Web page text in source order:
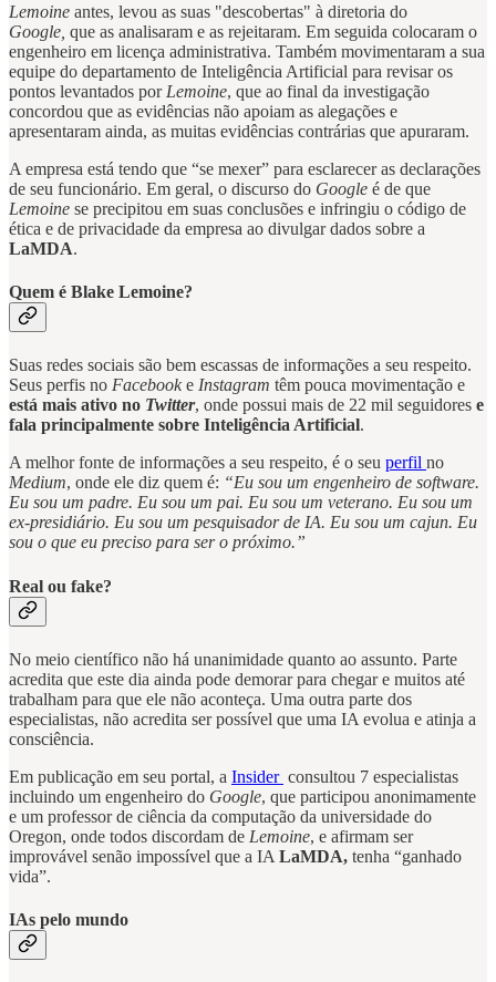
Lemoine antes, levou as suas "descobertas" à diretoria do
Google, que as analisaram e as rejeitaram. Em seguida colocaram o
engenheiro em licença administrativa. Também movimentaram a sua
equipe do departamento de Inteligência Artificial para revisar os
pontos levantados por Lemoine, que ao final da investigação
concordou que as evidências não apoiam as alegações e
apresentaram ainda, as muitas evidências contrárias que apuraram.
A empresa está tendo que “se mexer” para esclarecer as declarações
de seu funcionário. Em geral, o discurso do Google é de que
Lemoine se precipitou em suas conclusões e infringiu o código de
ética e de privacidade da empresa ao divulgar dados sobre a
LaMDA.
Quem é Blake Lemoine?
Suas redes sociais são bem escassas de informações a seu respeito.
Seus perfis no Facebook e Instagram têm pouca movimentação e
está mais ativo no Twitter, onde possui mais de 22 mil seguidores e
fala principalmente sobre Inteligência Artificial.
A melhor fonte de informações a seu respeito, é o seu perfil no
Medium, onde ele diz quem é: “Eu sou um engenheiro de software.
Eu sou um padre. Eu sou um pai. Eu sou um veterano. Eu sou um
ex-presidiário. Eu sou um pesquisador de IA. Eu sou um cajun. Eu
sou o que eu preciso para ser o próximo.”
Real ou fake?
No meio científico não há unanimidade quanto ao assunto. Parte
acredita que este dia ainda pode demorar para chegar e muitos até
trabalham para que ele não aconteça. Uma outra parte dos
especialistas, não acredita ser possível que uma IA evolua e atinja a
consciência.
Em publicação em seu portal, a Insider consultou 7 especialistas
incluindo um engenheiro do Google, que participou anonimamente
e um professor de ciência da computação da universidade do
Oregon, onde todos discordam de Lemoine, e afirmam ser
improvável senão impossível que a IA LaMDA, tenha “ganhado
vida”.
IAs pelo mundo